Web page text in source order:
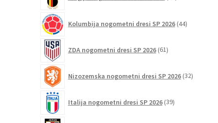
Kolumbija nogometni dresi SP 2026 44izdelkov
ZDA nogometni dresi SP 2026 61izdelkov
Nizozemska nogometni dresi SP 2026 32izdelkov
Italija nogometni dresi SP 2026 39izdelkov